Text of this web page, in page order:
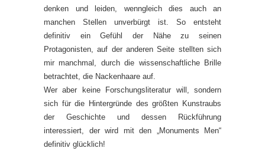
denken und leiden, wenngleich dies auch an
manchen Stellen unverbürgt ist. So entsteht
definitiv ein Gefühl der Nähe zu seinen
Protagonisten, auf der anderen Seite stellten sich
mir manchmal, durch die wissenschaftliche Brille
betrachtet, die Nackenhaare auf.
Wer aber keine Forschungsliteratur will, sondern
sich für die Hintergründe des größten Kunstraubs
der Geschichte und dessen Rückführung
interessiert, der wird mit den „Monuments Men“
definitiv glücklich!